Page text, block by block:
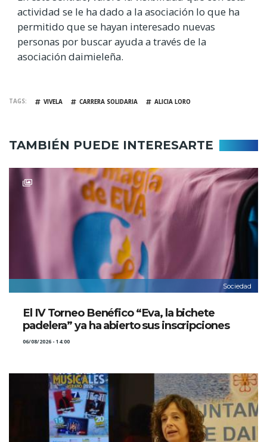
actividad se le ha dado a la asociación lo que ha
permitido que se hayan interesado nuevas
personas por buscar ayuda a través de la
asociación daimieleña.
TAGS VIVELA CARRERA SOLIDARIA ALICIA LORO
TAMBIÉN PUEDE INTERESARTE
Sociedad
El IV Torneo Benéfico “Eva, la bichete
padelera” ya ha abierto sus inscripciones
06/08/2026 - 14:00